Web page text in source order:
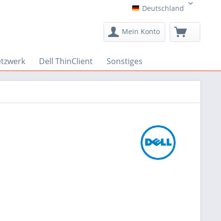
Deutschland
Deutschland
Mein Konto
Dell ThinClient Sonstiges